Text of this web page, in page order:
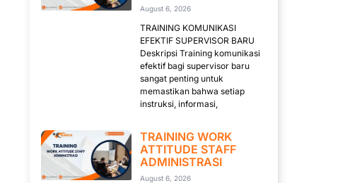
August 6, 2026
TRAINING KOMUNIKASI
EFEKTIF SUPERVISOR BARU
Deskripsi Training komunikasi
efektif bagi supervisor baru
sangat penting untuk
memastikan bahwa setiap
instruksi, informasi,
TRAINING WORK
ATTITUDE STAFF
ADMINISTRASI
August 6, 2026